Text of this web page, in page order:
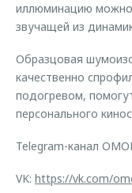
иллюминацию можно
звучащей из
Образцовая
качественно
подогревом,
персонального
Telegram-канал
VK: https://vk.com/